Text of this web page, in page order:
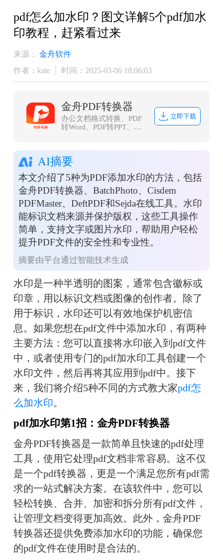
pdf怎么加水印？图文详解5个pdf加水
印教程，赶紧看过来
来源：
金舟软件
作者：kate
时间：2025-03-06 18:06:03
金舟PDF转换器
办公文档格式转换、PDF
转Word、PDF转PPT、
立即下载
AI摘要
本文介绍了5种为PDF添加水印的方法，包括
金舟PDF转换器、BatchPhoto、Cisdem
PDFMaster、DeftPDF和Sejda在线工具。水印
能标识文档来源并保护版权，这些工具操作
简单，支持文字或图片水印，帮助用户轻松
提升PDF文件的安全性和专业性。
摘要由平台通过智能技术生成
水印是一种半透明的图案，通常包含徽标或
印章，用以标识文档或图像的创作者。除了
用于标识，水印还可以有效地保护机密信
息。如果您想在pdf文件中添加水印，有两种
主要方法：您可以直接将水印嵌入到pdf文件
中，或者使用专门的pdf加水印工具创建一个
水印文件，然后再将其应用到pdf中。接下
来，我们将介绍5种不同的方式教大家pdf怎
么加水印。
pdf加水印第1招：金舟PDF转换器
金舟PDF转换器是一款简单且快速的pdf处理
工具，使用它处理pdf文档非常容易。这不仅
是一个pdf转换器，更是一个满足您所有pdf需
求的一站式解决方案。在该软件中，您可以
轻松转换、合并、加密和拆分所有pdf文件，
让管理文档变得更加高效。此外，金舟PDF
转换器还提供免费添加水印的功能，确保您
的pdf文件在使用时是合法的。